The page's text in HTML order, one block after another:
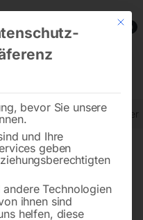
0
Rückzugfeder
Mit
bevor Sie unsere
und Ihre
geben
Technologien
ihnen sind
helfen, diese